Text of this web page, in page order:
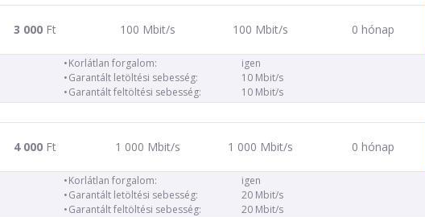
3 000Ft 100 Mbit/s 100 Mbit/s 0 hónap
Korlátlan forgalom:
igen
Garantált letöltési sebesség:
10 Mbit/s
Garantált feltöltési sebesség:
10 Mbit/s
4 000Ft 1 000 Mbit/s 1 000 Mbit/s 0 hónap
Korlátlan forgalom:
igen
Garantált letöltési sebesség:
20 Mbit/s
Garantált feltöltési sebesség:
20 Mbit/s